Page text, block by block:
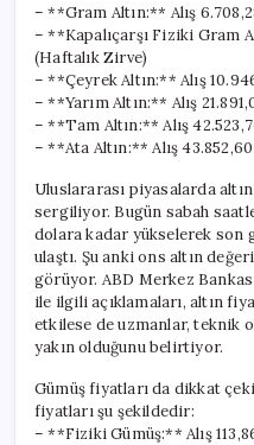
– **Gram Altın:** Alış
– **Kapalıçarşı Fiziki Gram
(Haftalık Zirve)
– **Çeyrek Altın:** Alış
– **Yarım Altın:** Alış
– **Tam Altın:** Alış
– **Ata Altın:** Alış
Uluslararası piyasalarda
sergiliyor. Bugün sabah
dolara kadar yükselerek son
ulaştı. Şu anki ons altın
görüyor. ABD Merkez
ile ilgili açıklamaları, altın
etkilese de uzmanlar, teknik
yakın olduğunu belirtiyor.
Gümüş fiyatları da dikkat
fiyatları şu şekildedir:
– **Fiziki Gümüş:** Alış